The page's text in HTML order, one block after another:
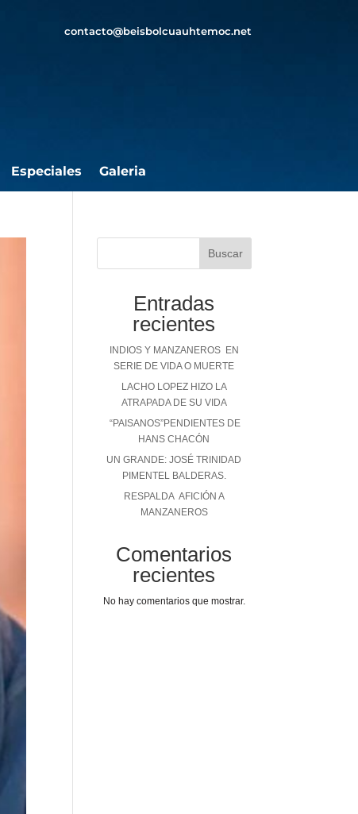
contacto@beisbolcuauhtemoc.net
Especiales Galeria
Buscar
Entradas
recientes
INDIOS Y MANZANEROS EN
SERIE DE VIDA O MUERTE
LACHO LOPEZ HIZO LA
ATRAPADA DE SU VIDA
“PAISANOS”PENDIENTES DE
HANS CHACÓN
UN GRANDE: JOSÉ TRINIDAD
PIMENTEL BALDERAS.
RESPALDA AFICIÓN A
MANZANEROS
Comentarios
recientes
No hay comentarios que mostrar.